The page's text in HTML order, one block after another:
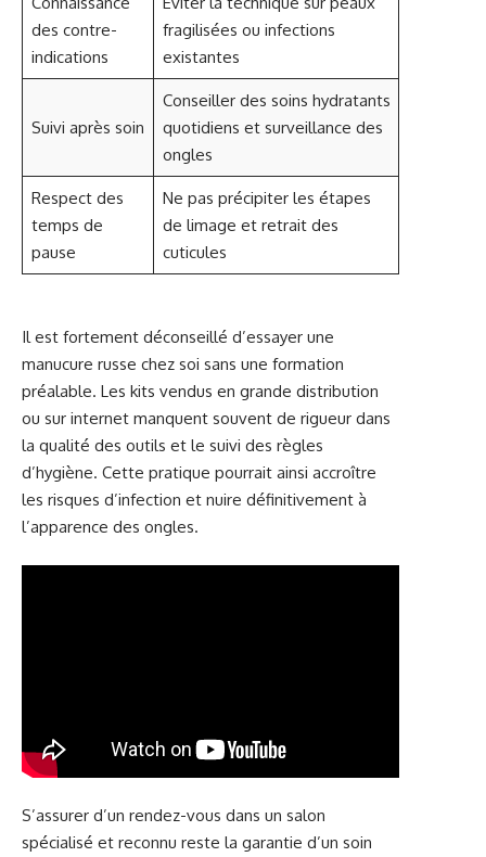
des contre-
indications
fragilisées ou infections
existantes
Suivi après soin
Conseiller des soins hydratants
quotidiens et surveillance des
ongles
Respect des
temps de
pause
Ne pas précipiter les étapes
de limage et retrait des
cuticules
Il est fortement déconseillé d’essayer une
manucure russe chez soi sans une formation
préalable. Les kits vendus en grande distribution
ou sur internet manquent souvent de rigueur dans
la qualité des outils et le suivi des règles
d’hygiène. Cette pratique pourrait ainsi accroître
les risques d’infection et nuire définitivement à
l’apparence des ongles.
S’assurer d’un rendez-vous dans un salon
spécialisé et reconnu reste la garantie d’un soin